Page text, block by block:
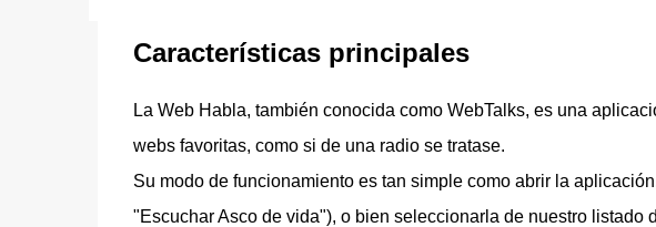
Características principales
La Web Habla, también conocida como WebTalks, es una
webs favoritas, como si de una radio se tratase.
Su modo de funcionamiento es tan simple como abrir la
"Escuchar Asco de vida"), o bien seleccionarla de nuestro listado